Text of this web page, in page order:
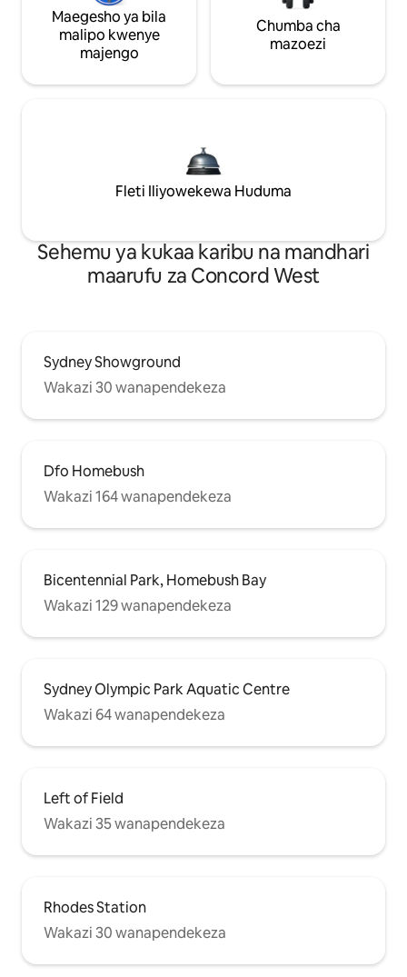
Maegesho ya bila
malipo kwenye
majengo
Chumba cha
mazoezi
Fleti Iliyowekewa Huduma
Sehemu ya kukaa karibu na mandhari
maarufu za Concord West
Sydney Showground
Wakazi 30 wanapendekeza
Dfo Homebush
Wakazi 164 wanapendekeza
Bicentennial Park, Homebush Bay
Wakazi 129 wanapendekeza
Sydney Olympic Park Aquatic Centre
Wakazi 64 wanapendekeza
Left of Field
Wakazi 35 wanapendekeza
Rhodes Station
Wakazi 30 wanapendekeza